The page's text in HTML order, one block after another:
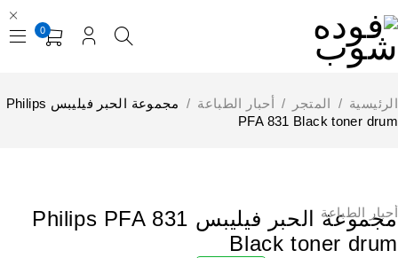
0
المتجر أحبار الطباعة
مجموعة الحبر فيليبس Philips
PFA 831 Black toner
الطباعة
مجموعة الحبر فيليبس Philips PFA 831
Black toner